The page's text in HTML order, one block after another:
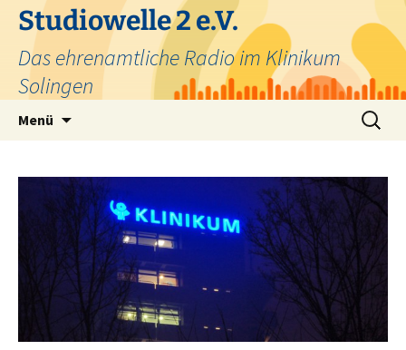
Zum
Inhalt
springen
Studiowelle 2 e.V.
Das ehrenamtliche Radio im Klinikum
Solingen
Menü
Suchen
nach: